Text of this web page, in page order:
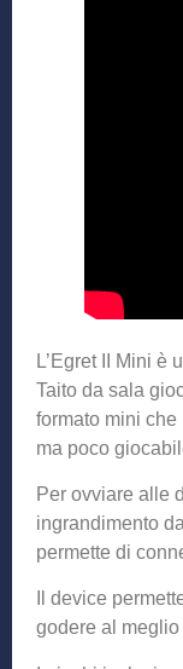
L’Egret II Mini è
Taito da sala
formato mini
ma poco
Per ovviare alle
ingrandimento
permette di
Il device
godere al